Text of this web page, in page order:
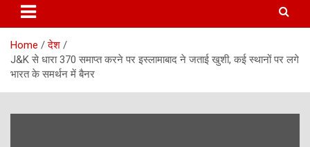
Home
देश
J&K से धारा 370 समाप्त करने पर इस्लामाबाद ने जताई खुशी, कई स्थानों पर लगे
भारत के समर्थन में बैनर